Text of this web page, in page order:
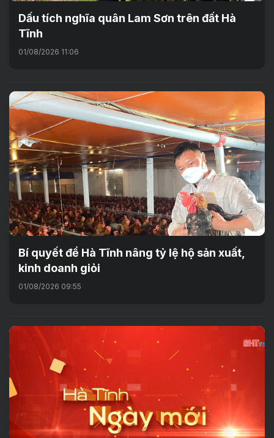
Dấu tích nghĩa quân Lam Sơn trên đất Hà
Tĩnh
01/08/2026 11:06
Bí quyết để Hà Tĩnh nâng tỷ lệ hộ sản xuất,
kinh doanh giỏi
01/08/2026 09:55